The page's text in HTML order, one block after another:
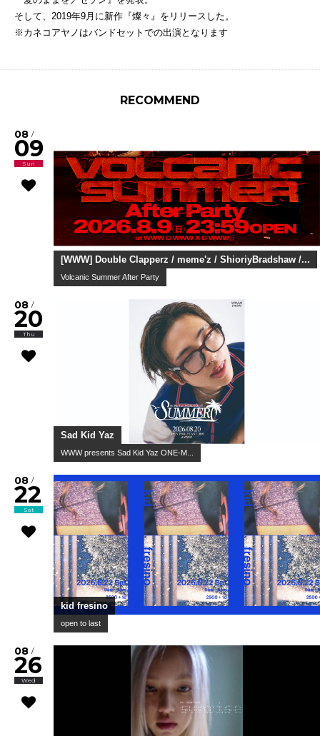
そして、2019年9月に新作『燦々』をリリースした。
※カネコアヤノはバンドセットでの出演となります
RECOMMEND
08 /
09
Sun
[WWW] Double Clapperz / meme'z / ShioriyBradshaw /...
Volcanic Summer After Party
08 /
20
Thu
Sad Kid Yaz
WWW presents Sad Kid Yaz ONE-M...
08 /
22
Sat
kid fresino
open to last
08 /
26
Wed